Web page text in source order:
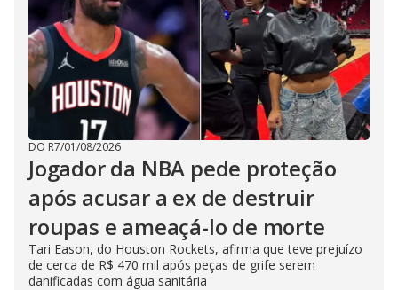
DO R7/01/08/2026
Jogador da NBA pede proteção
após acusar a ex de destruir
roupas e ameaçá-lo de morte
Tari Eason, do Houston Rockets, afirma que teve prejuízo
de cerca de R$ 470 mil após peças de grife serem
danificadas com água sanitária